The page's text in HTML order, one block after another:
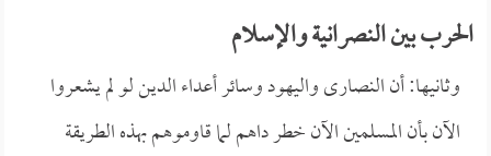
الحرب بين النصرانية والإسلام
وثانيها: أن النصارى واليهود وسائر أعداء الدين لو لم يشعروا
الآن بأن المسلمين الآن خطر داهم لما قاوموهم بهذه الطريقة